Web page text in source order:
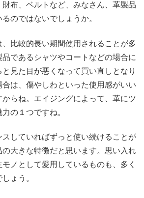
布、ベルトなど、みなさん、革製品
のではないでしょうか。
比較的長い期間使用されることが多
であるシャツやコートなどの場合に
見た目が悪くなって買い直しとなり
合は、傷やしわといった使用感がいい
らね。エイジングによって、革にツ
の１つですね。
スしていればずっと使い続けることが
大きな特徴だと思います。思い入れ
ノとして愛用しているものも、多く
ょう。